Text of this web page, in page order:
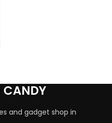
CANDY
and gadget shop in